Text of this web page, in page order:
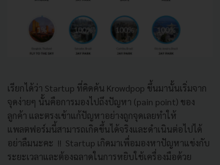
เรียกได้ว่า Startup ที่คิดค้น Krowdpop ขึ้นมานั้นเริ่มจาก
จุดง่ายๆ นั้นคือการมองไปถึงปัญหา (pain point) ของ
ลูกค้า และตรงเข้าแก้ปัญหาอย่างถูกจุดเลยทำให้
แพลตฟอร์มนี้สามารถเกิดขึ้นได้จริงและดำเนินต่อไปได้
อย่าลืมนะคะ !! Startup เกิดมาเพื่อมองหาปัญหาแข่งกับ
ระยะเวลาและต้องฉลาดในการหยิบใช้เครื่องมือด้วย